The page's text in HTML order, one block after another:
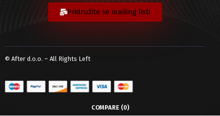
Pridružite se mailing listi
© After d.o.o. – All Rights Left
COMPARE (0)